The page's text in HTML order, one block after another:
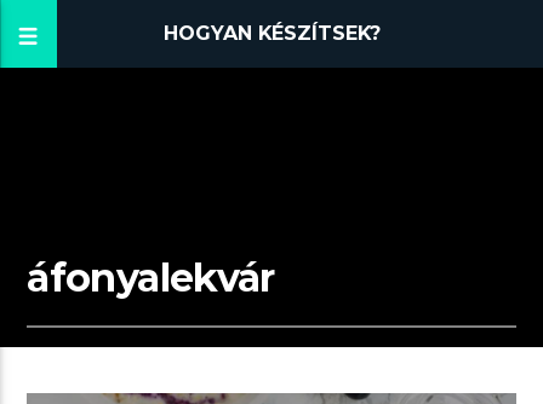
HOGYAN KÉSZÍTSEK?
áfonyalekvár